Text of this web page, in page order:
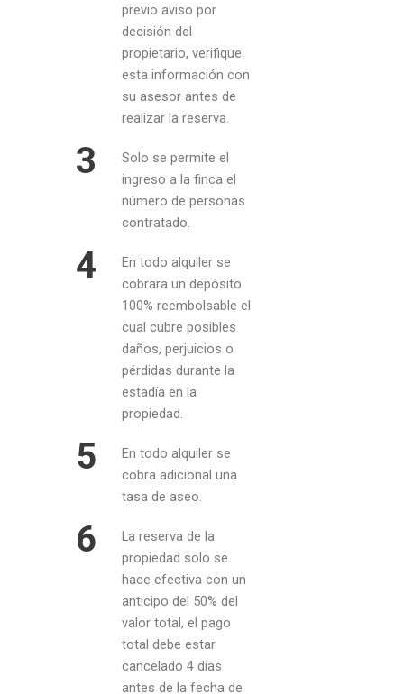
previo aviso por
decisión del
propietario, verifique
esta información con
su asesor antes de
realizar la reserva.
3
Solo se permite el
ingreso a la finca el
número de personas
contratado.
4
En todo alquiler se
cobrara un depósito
100% reembolsable el
cual cubre posibles
daños, perjuicios o
pérdidas durante la
estadía en la
propiedad.
5
En todo alquiler se
cobra adicional una
tasa de aseo.
6
La reserva de la
propiedad solo se
hace efectiva con un
anticipo del 50% del
valor total, el pago
total debe estar
cancelado 4 días
antes de la fecha de